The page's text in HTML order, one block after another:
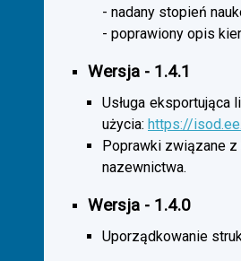
- nadany stopień
- poprawiony opis
Wersja - 1.4.1
Usługa eksportująca
użycia: https://
Poprawki związane
nazewnictwa.
Wersja - 1.4.0
Uporządkowanie